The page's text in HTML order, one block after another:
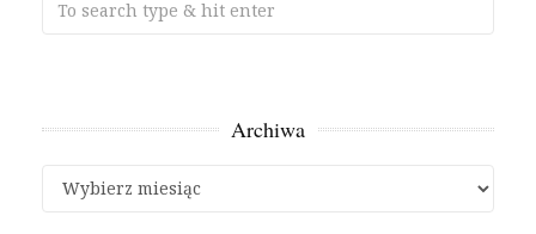
Archiwa
Archiwa